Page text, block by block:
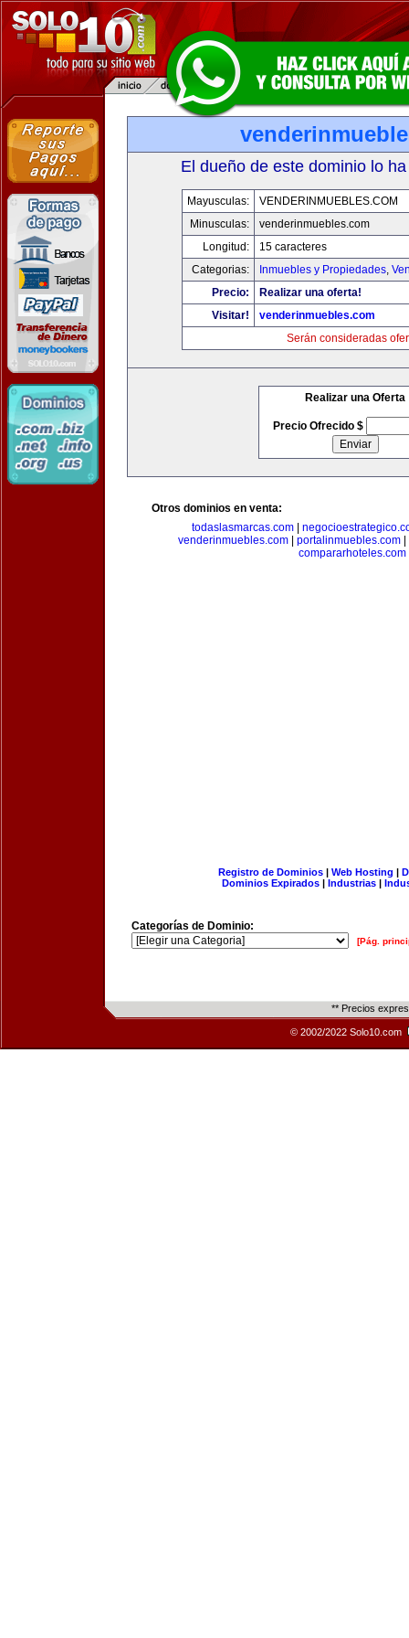
El dueño de este dominio lo
Mayusculas:
VENDERINMUEBLES.COM
Minusculas:
venderinmuebles.com
Longitud:
15 caracteres
Categorias:
Inmuebles y Propiedades,
Precio:
Realizar una oferta!
Visitar!
venderinmuebles.com
Serán consideradas
Realizar una Oferta
Precio Ofrecido $
Otros dominios en venta:
todaslasmarcas.com
venderinmuebles.com| portalinmuebles.com|
compararhoteles.com
Registro de Dominios| Web Hosting |
Dominios Expirados | Industrias |
Categorías de Dominio:
[Pág.
** Precios
© 2002/2022 Solo10.com